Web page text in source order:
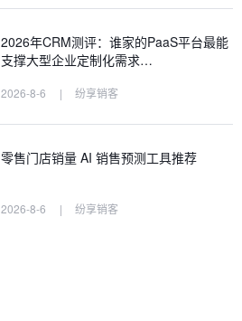
2026年CRM测评：谁家的PaaS平台最能
支撑大型企业定制化需求…
2026-8-6 | 纷享销客
零售门店销量 AI 销售预测工具推荐
2026-8-6 | 纷享销客